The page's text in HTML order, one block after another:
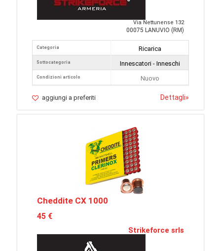
Via Nettunense 132
00075 LANUVIO (RM)
Categoria
Sottocategoria
Condizioni articolo
Ricarica
Innescatori - Inneschi
Nuovo
aggiungi a preferiti Dettagli»
Cheddite CX 1000
45 €
Strikeforce srls